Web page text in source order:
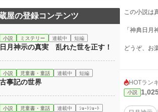
この小説は
「神典日月
どうぞ、お
HOTラン
小説
屋の登録コンテンツ
小説 ミステリー 連載中 短編
日月神示の真実 乱れた世を正す！
小説 児童書・童話 連載中 短編
古事記の世界
小説 児童書・童話 連載中 ｼｮｰﾄｼｮｰﾄ